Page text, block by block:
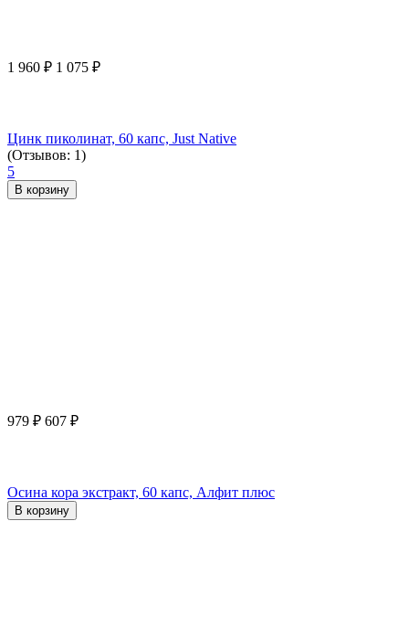
1 960 ₽ 1 075 ₽
Цинк пиколинат, 60 капс, Just Native
(Отзывов: 1)
5
В корзину
979 ₽ 607 ₽
Осина кора экстракт, 60 капс, Алфит плюс
В корзину